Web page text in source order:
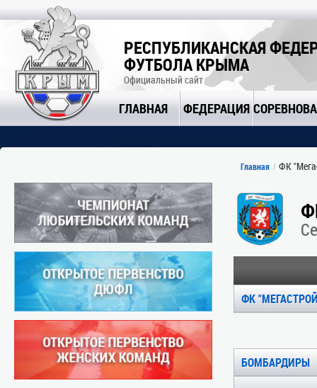
РЕСПУБЛИКАНСКАЯ
ФУТБОЛА КРЫМА
Официальный сайт
ГЛАВНАЯ ФЕДЕРАЦИЯ
Главная ФК
ФК
БОМБАРДИРЫ